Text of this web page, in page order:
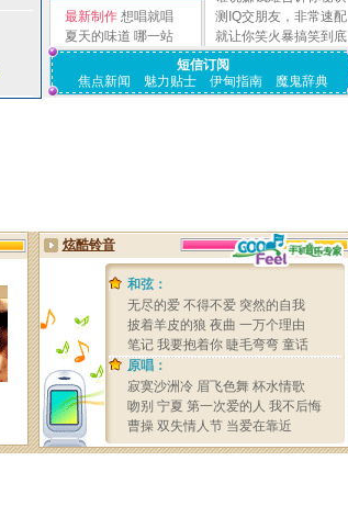
最新制作 想唱就唱
夏天的味道 哪一站
测IQ交朋友，非常速配
就让你笑火暴搞笑到底
短信订阅
焦点新闻
魅力贴士 伊甸指南 魔鬼辞典